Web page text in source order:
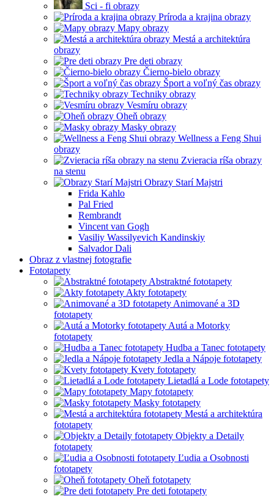
Sci - fi obrazy
Príroda a krajina obrazy
Mapy obrazy
Mestá a architektúra
obrazy
Pre deti obrazy
Čierno-bielo obrazy
Šport a voľný čas obrazy
Techniky obrazy
Vesmíru obrazy
Oheň obrazy
Masky obrazy
Wellness a Feng Shui
obrazy
Zvieracia ríša obrazy
na stenu
Obrazy Starí Majstri
Frida Kahlo
Pal Fried
Rembrandt
Vincent van Gogh
Vasiliy Wassilyevich Kandinskiy
Salvador Dali
Obraz z vlastnej fotografie
Fototapety
Abstraktné fototapety
Akty fototapety
Animované a 3D
fototapety
Autá a Motorky
fototapety
Hudba a Tanec fototapety
Jedla a Nápoje fototapety
Kvety fototapety
Lietadlá a Lode fototapety
Mapy fototapety
Masky fototapety
Mestá a architektúra
fototapety
Objekty a Detaily
fototapety
Ľudia a Osobnosti
fototapety
Oheň fototapety
Pre deti fototapety